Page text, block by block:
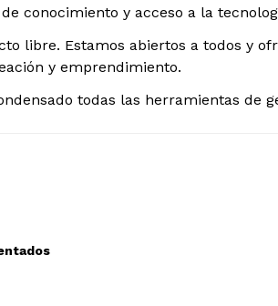
conocimiento y acceso a la
libre. Estamos abiertos a todos y
y emprendimiento.
todas las herramientas de